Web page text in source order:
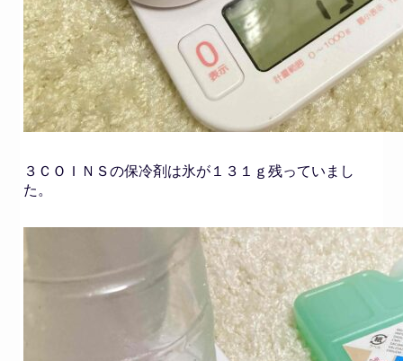
３ＣＯＩＮＳの保冷剤は氷が１３１ｇ残っていまし
た。